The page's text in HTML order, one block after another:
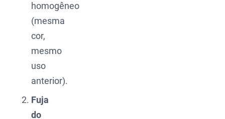
homogêneo
(mesma
cor,
mesmo
uso
anterior).
Fuja
do